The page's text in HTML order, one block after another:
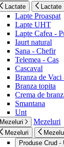
Lactate Lactate
Lapte Proaspat
Lapte UHT
Lapte Cafea -
Iaurt natural
Sana - Chefir
Telemea - Cas
Cascaval
Branza de
Branza topita
Crema de
Smantana
Unt
Mezeluri Mezeluri
Mezeluri
Produse Crud -